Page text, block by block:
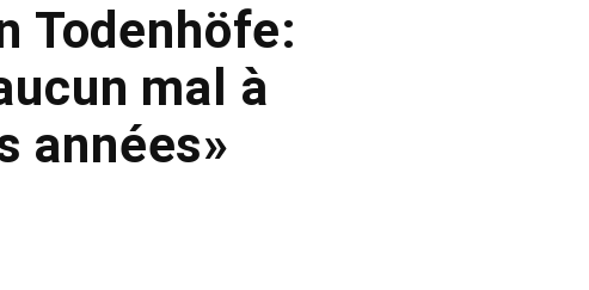
Todenhöfe:
mal à
années»